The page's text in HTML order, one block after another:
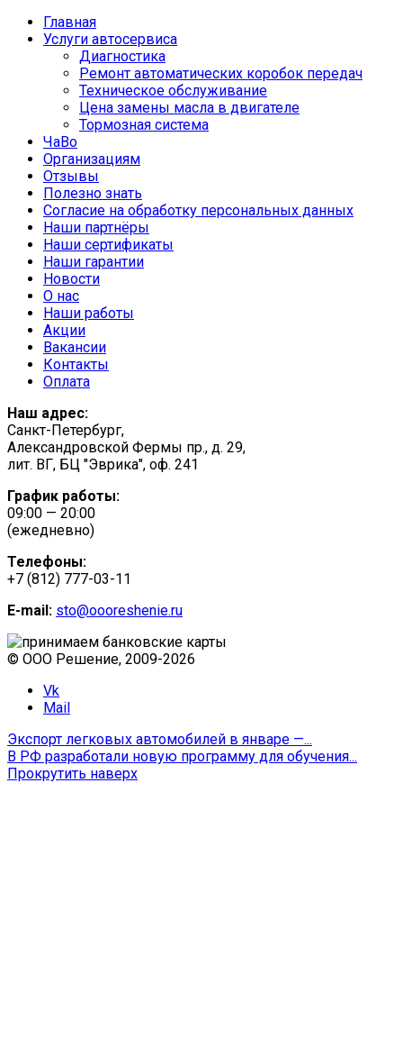
Главная
Услуги автосервиса
Диагностика
Ремонт автоматических коробок передач
Техническое обслуживание
Цена замены масла в двигателе
Тормозная система
ЧаВо
Организациям
Отзывы
Полезно знать
Согласие на обработку персональных данных
Наши партнёры
Наши сертификаты
Наши гарантии
Новости
О нас
Наши работы
Акции
Вакансии
Контакты
Оплата
Наш адрес:
Санкт-Петербург,
Александровской Фермы пр., д. 29,
лит. ВГ, БЦ "Эврика", оф. 241
График работы:
09:00 — 20:00
(ежедневно)
Телефоны:
+7 (812) 777-03-11
E-mail: sto@oooreshenie.ru
© ООО Решение, 2009-2026
Vk
Mail
Экспорт легковых автомобилей в январе —...
В РФ разработали новую программу для обучения...
Прокрутить наверх